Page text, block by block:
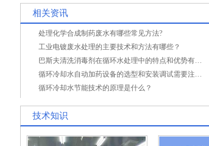
相关资讯
处理化学合成制药废水有哪些常见方法?
工业电镀废水处理的主要技术和方法有哪些？
巴斯夫清洗消毒剂在循环水处理中的特点和优势有哪些？
循环冷却水自动加药设备的选型和安装调试需要注意哪些事项？
循环冷却水节能技术的原理是什么？
技术知识